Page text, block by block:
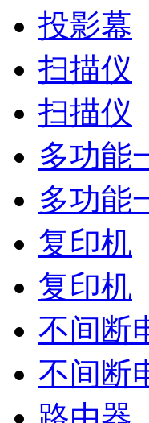
投影幕
扫描仪
扫描仪
多功能
多功能
复印机
复印机
不间断
不间断